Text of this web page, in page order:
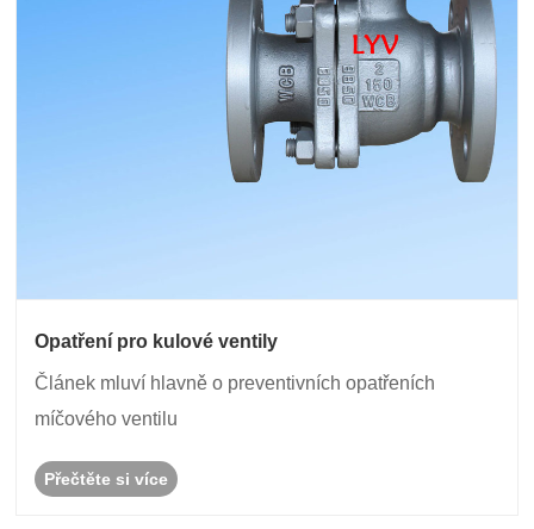
Opatření pro kulové ventily
Článek mluví hlavně o preventivních opatřeních
míčového ventilu
Přečtěte si více